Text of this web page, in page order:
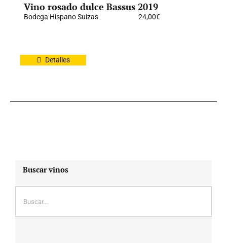
Vino rosado dulce Bassus 2019
Bodega Hispano Suizas 24,00€
Detalles
Buscar vinos